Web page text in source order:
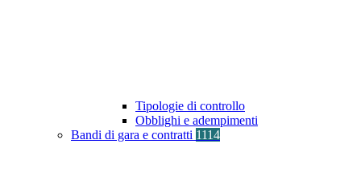
Tipologie di controllo
Obblighi e adempimenti
Bandi di gara e contratti 1114